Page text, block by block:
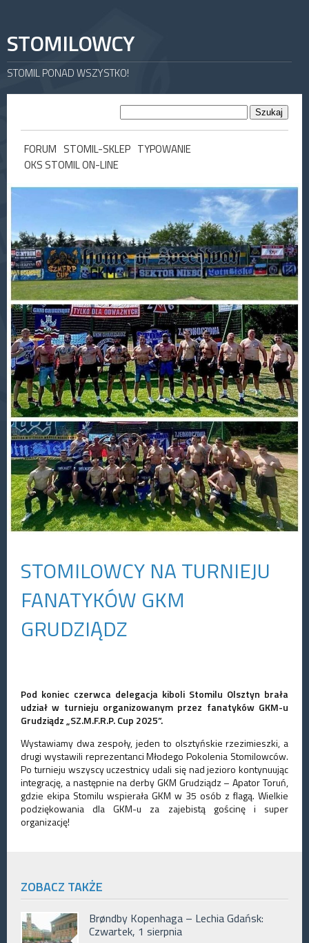
STOMILOWCY
STOMIL PONAD WSZYSTKO!
FORUM STOMIL-SKLEP TYPOWANIE
OKS STOMIL ON-LINE
STOMILOWCY NA TURNIEJU
FANATYKÓW GKM
GRUDZIĄDZ
Pod koniec czerwca delegacja kiboli Stomilu Olsztyn brała
udział w turnieju organizowanym przez fanatyków GKM-u
Grudziądz „SZ.M.F.R.P. Cup 2025”.
Wystawiamy dwa zespoły, jeden to olsztyńskie rzezimieszki, a
drugi wystawili reprezentanci Młodego Pokolenia Stomilowców.
Po turnieju wszyscy uczestnicy udali się nad jezioro kontynuując
integrację, a następnie na derby GKM Grudziądz – Apator Toruń,
gdzie ekipa Stomilu wspierała GKM w 35 osób z flagą. Wielkie
podziękowania dla GKM-u za zajebistą gościnę i super
organizację!
ZOBACZ TAKŻE
Brøndby Kopenhaga – Lechia Gdańsk:
Czwartek, 1 sierpnia